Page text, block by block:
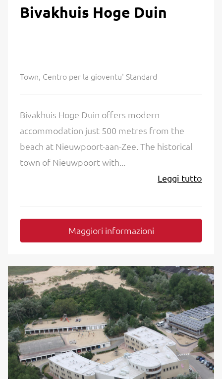
Bivakhuis Hoge Duin
Town, Centro per la gioventu' Standard
Bivakhuis Hoge Duin offers modern
accommodation just 500 metres from the
beach at Nieuwpoort-aan-Zee. The historical
town of Nieuwpoort with...
Leggi tutto
Maggiori informazioni